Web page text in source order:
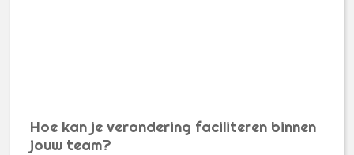
Hoe kan je verandering faciliteren binnen
jouw team?